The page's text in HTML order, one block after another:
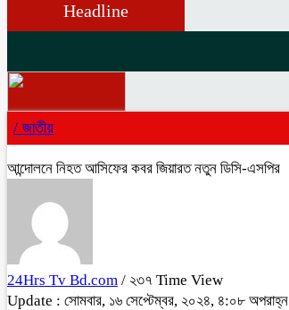
Headline
/ জাতীয়
আন্দোলনে নিহত আসিফের কবর জিয়ারত নতুন ডিসি-এসপির
24Hrs Tv Bd.com / ২৩৭ Time View
Update : সোমবার, ১৬ সেপ্টেম্বর, ২০২৪, ৪:০৮ অপরাহ্ন